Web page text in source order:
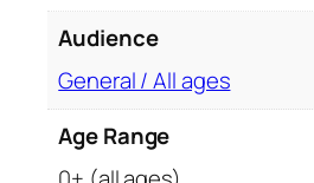
Audience
General / All ages
Age Range